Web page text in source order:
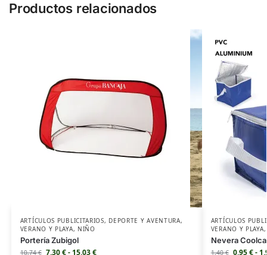
Productos relacionados
ARTÍCULOS PUBLICITARIOS, DEPORTE Y AVENTURA,
VERANO Y PLAYA, NIÑO
Portería Zubigol
10,74€ 7,30€- 15,03€
ARTÍCULOS
VERANO Y PLAYA
Nevera
1,40€ 0,95€-